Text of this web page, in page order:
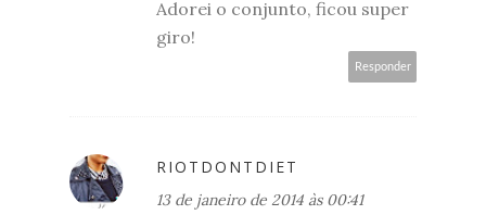
Adorei o conjunto, ficou super
giro!
Responder
RIOTDONTDIET
13 de janeiro de 2014 às 00:41